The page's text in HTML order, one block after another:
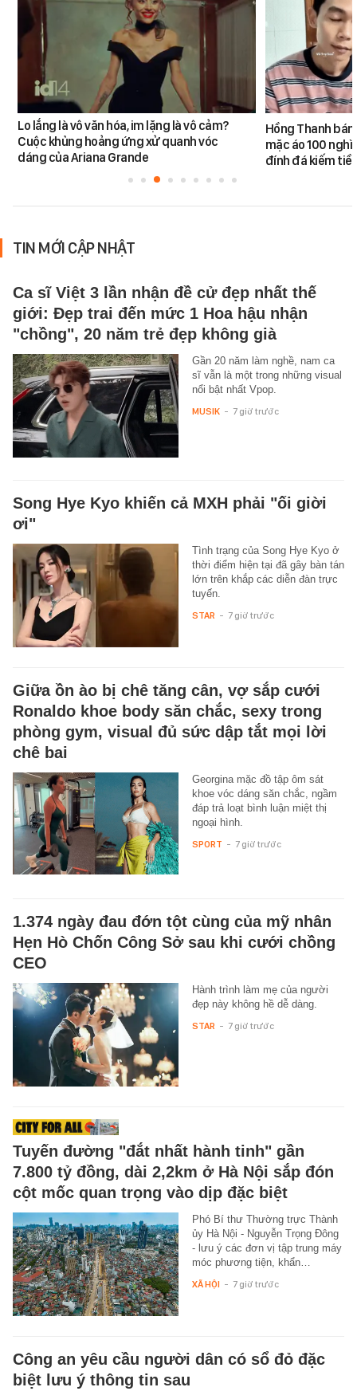
Lo lắng là vô văn hóa, im lặng là vô cảm?
Cuộc khủng hoảng ứng xử quanh vóc
dáng của Ariana Grande
Hồng Thanh
mặc áo 100
đính đá kiếm
TIN MỚI CẬP NHẬT
Ca sĩ Việt 3 lần nhận đề cử đẹp nhất thế
giới: Đẹp trai đến mức 1 Hoa hậu nhận
"chồng", 20 năm trẻ đẹp không già
Gần 20 năm làm nghề, nam ca
sĩ vẫn là một trong những visual
nổi bật nhất Vpop.
MUSIK - 7 giờ trước
Song Hye Kyo khiến cả MXH phải "ối giời
ơi"
Tình trạng của Song Hye Kyo ở
thời điểm hiện tại đã gây bàn tán
lớn trên khắp các diễn đàn trực
tuyến.
STAR - 7 giờ trước
Giữa ồn ào bị chê tăng cân, vợ sắp cưới
Ronaldo khoe body săn chắc, sexy trong
phòng gym, visual đủ sức dập tắt mọi lời
chê bai
Georgina mặc đồ tập ôm sát
khoe vóc dáng săn chắc, ngầm
đáp trả loạt bình luận miệt thị
ngoại hình.
SPORT - 7 giờ trước
1.374 ngày đau đớn tột cùng của mỹ nhân
Hẹn Hò Chốn Công Sở sau khi cưới chồng
CEO
Hành trình làm mẹ của người
đẹp này không hề dễ dàng.
STAR - 7 giờ trước
Tuyến đường "đắt nhất hành tinh" gần
7.800 tỷ đồng, dài 2,2km ở Hà Nội sắp đón
cột mốc quan trọng vào dịp đặc biệt
Phó Bí thư Thường trực Thành
ủy Hà Nội - Nguyễn Trọng Đông
- lưu ý các đơn vị tập trung máy
móc phương tiện, khẩn…
XÃ HỘI - 7 giờ trước
Công an yêu cầu người dân có sổ đỏ đặc
biệt lưu ý thông tin sau